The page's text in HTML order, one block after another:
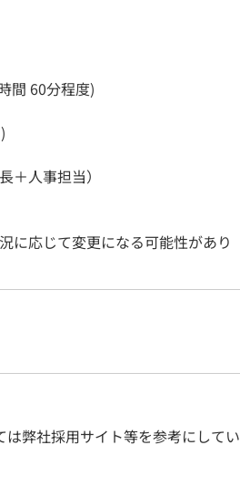
間 60分程度)
人事担当）
に応じて変更になる可能性があり
弊社採用サイト等を参考にしてい